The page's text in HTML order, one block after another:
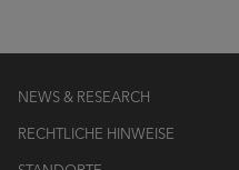
NEWS & RESEARCH
RECHTLICHE HINWEISE